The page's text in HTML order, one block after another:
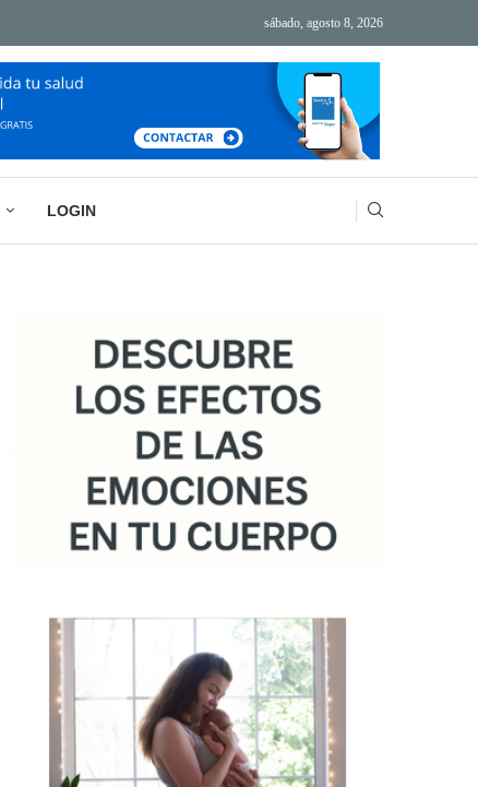
BASURA MENTAL: LA IMPORTANCIA DE
sábado, agosto 8, 2026
LOGIN